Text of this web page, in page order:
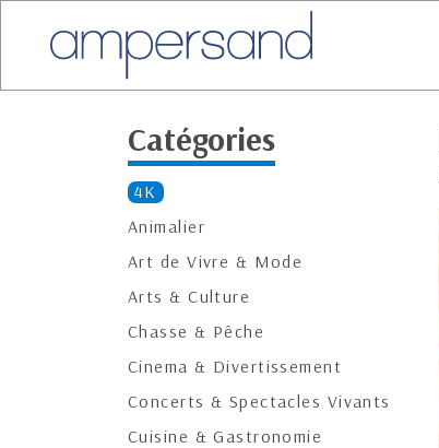
Catégories
4K
Animalier
Art de Vivre & Mode
Arts & Culture
Chasse & Pêche
Cinema & Divertissement
Concerts & Spectacles Vivants
Cuisine & Gastronomie